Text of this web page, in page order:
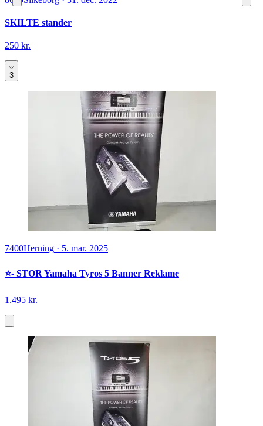
SKILTE stander
250 kr.
3
7400Herning · 5. mar. 2025
⭐️- STOR Yamaha Tyros 5 Banner Reklame
1.495 kr.